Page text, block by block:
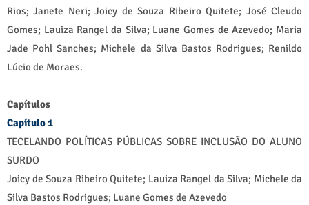
Rios; Janete Neri; Joicy de Souza Ribeiro Quitete; José Cleudo
Gomes; Lauiza Rangel da Silva; Luane Gomes de Azevedo; Maria
Jade Pohl Sanches; Michele da Silva Bastos Rodrigues; Renildo
Lúcio de Moraes.
Capítulos
Capítulo 1
TECELANDO POLÍTICAS PÚBLICAS SOBRE INCLUSÃO DO ALUNO
SURDO
Joicy de Souza Ribeiro Quitete; Lauiza Rangel da Silva; Michele da
Silva Bastos Rodrigues; Luane Gomes de Azevedo